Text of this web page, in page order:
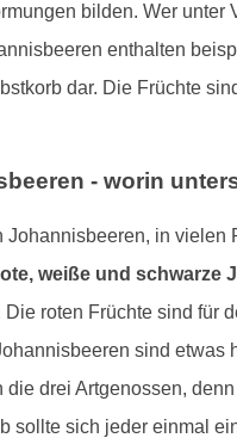
bilden. Wer
enthalten
dar. Die Früchte
- worin
in
weiße und schwarze
roten Früchte sind für
sind etwas
drei Artgenossen,
sollte sich jeder einmal